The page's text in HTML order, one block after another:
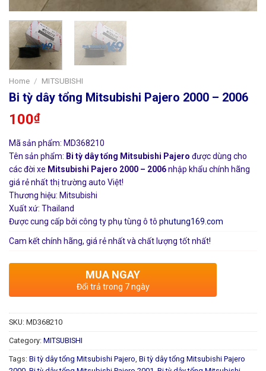
Home / MITSUBISHI
Bi tỳ dây tổng Mitsubishi Pajero 2000 – 2006
100₫
Mã sản phẩm: MD368210
Tên sản phẩm: Bi tỳ dây tổng Mitsubishi Pajero được dùng cho
các đời xe Mitsubishi Pajero 2000 – 2006nhập khẩu chính hãng
giá rẻ nhất thị trường auto Việt!
Thương hiệu: Mitsubishi
Xuất xứ: Thailand
Được cung cấp bởi công ty phụ tùng ô tô phutung169.com
Cam kết chính hãng, giá rẻ nhất và chất lượng tốt nhất!
MUA NGAY
Đổi trả trong 7 ngày
SKU: MD368210
Category: MITSUBISHI
Tags: Bi tỳ dây tổng Mitsubishi Pajero, Bi tỳ dây tổng Mitsubishi Pajero